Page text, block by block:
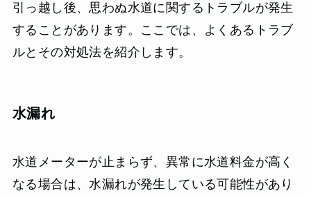
引っ越し後、思わぬ水道に関するトラブルが発生
することがあります。ここでは、よくあるトラブ
ルとその対処法を紹介します。
水漏れ
水道メーターが止まらず、異常に水道料金が高く
なる場合は、水漏れが発生している可能性があり